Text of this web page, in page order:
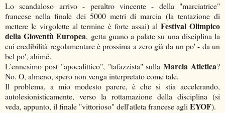
Lo scandaloso arrivo - peraltro vincente - della "marciatrice"
francese nella finale dei 5000 metri di marcia (la tentazione di
mettere le virgolette al termine è forte assai) al Festival Olimpico
della Gioventù Europea, getta guano a palate su una disciplina la
cui credibilità regolamentare è prossima a zero già da un po' - da un
bel po', ahimé.
L'ennesimo post "apocalittico", "tafazzista" sullaMarcia Atletica?
No. O, almeno, spero non venga interpretato come tale.
Il problema, a mio modesto parere, è che si stia accelerando,
autolesionisticamente, verso la rottamazione della disciplina (si
veda, appunto, il finale "vittorioso" dell'atleta francese agli EYOF).